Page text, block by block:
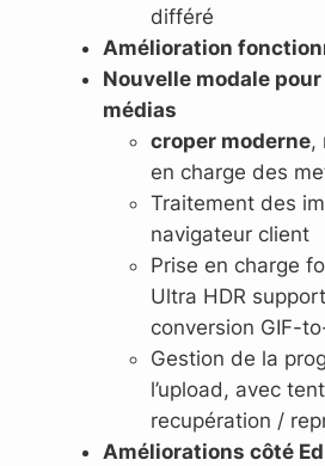
différé
Amélioration
Nouvelle modale
médias
croper moderne,
en charge des
Traitement des
navigateur client
Prise en charge
Ultra HDR
conversion GIF-
Gestion de la
l’upload, avec
recupération /
Améliorations côté